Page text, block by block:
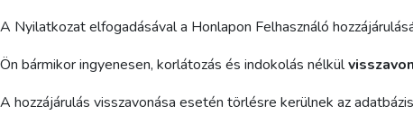
A Nyilatkozat elfogadásával a Honlapon Felhasználó
Ön bármikor ingyenesen, korlátozás és indokolás nélkül
A hozzájárulás visszavonása esetén törlésre kerülnek az